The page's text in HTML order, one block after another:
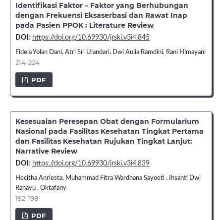
Identifikasi Faktor – Faktor yang Berhubungan
dengan Frekuensi Eksaserbasi dan Rawat Inap
pada Pasien PPOK : Literature Review
DOI: https://doi.org/10.69930/jrski.v3i4.845
Fidela Yolan Dani, Atri Sri Ulandari, Dwi Aulia Ramdini, Rani Himayani
214-224
PDF
Kesesuaian Peresepan Obat dengan Formularium
Nasional pada Fasilitas Kesehatan Tingkat Pertama
dan Fasilitas Kesehatan Rujukan Tingkat Lanjut:
Narrative Review
DOI: https://doi.org/10.69930/jrski.v3i4.839
Hecitha Anriesta, Muhammad Fitra Wardhana Sayoeti , Ihsanti Dwi
Rahayu , Oktafany
192-198
PDF